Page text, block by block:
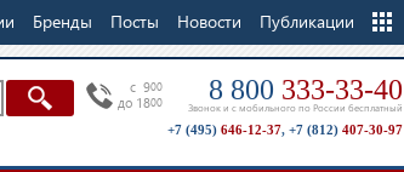
Бренды Посты Новости Публикации
Еще
c 900
до 1800 8 800 333-33-40
Звонок и с мобильного по России бесплатный
+7 (495) 646-12-37, +7 (812) 407-30-97